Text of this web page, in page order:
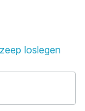
Ihre
loslegen